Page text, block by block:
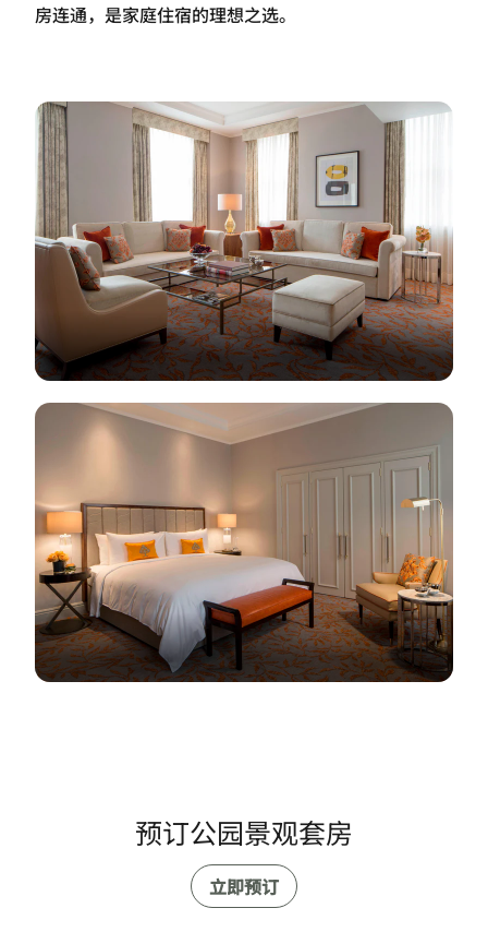
房连通，是家庭住宿的理想之选。
预订公园景观套房
立即预订